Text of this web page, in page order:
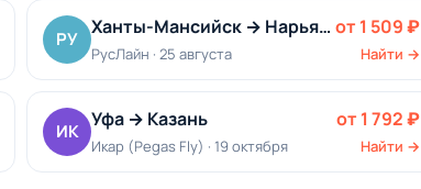
РУ
Ханты-Мансийск → Нарьян-Мар
РусЛайн · 25 августа
от 1 509 ₽
Найти →
ИК
Уфа → Казань
Икар (Pegas Fly) · 19 октября
от 1 792 ₽
Найти →